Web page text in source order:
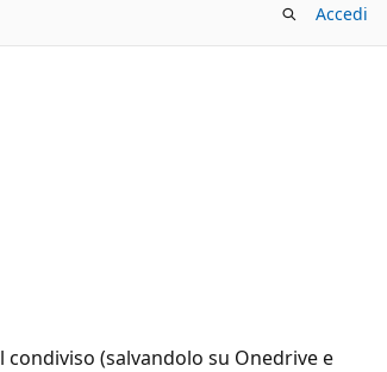
Accedi
(salvandolo su Onedrive e